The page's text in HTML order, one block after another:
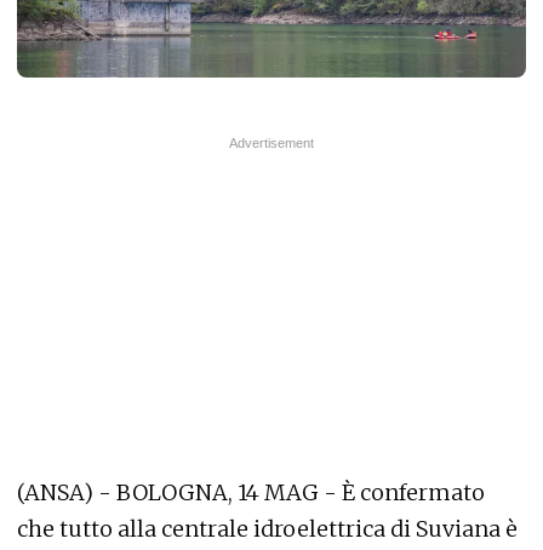
(ANSA) - BOLOGNA, 14 MAG - È confermato
che tutto alla centrale idroelettrica di Suviana è